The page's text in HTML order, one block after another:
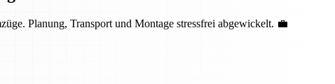
Planung, Transport und Montage stressfrei abgewickelt. 💼